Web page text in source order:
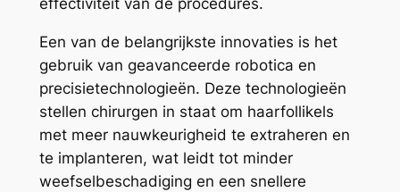
effectiviteit van de procedures.
Een van de belangrijkste innovaties is het
gebruik van geavanceerde robotica en
precisietechnologieën. Deze technologieën
stellen chirurgen in staat om haarfollikels
met meer nauwkeurigheid te extraheren en
te implanteren, wat leidt tot minder
weefselbeschadiging en een snellere